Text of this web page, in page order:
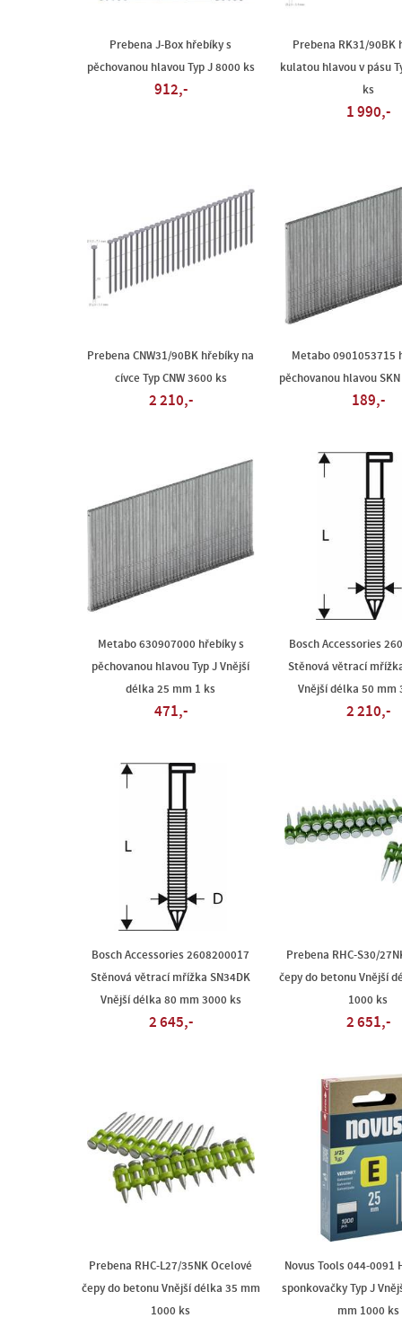
Prebena J-Box hřebíky s
pěchovanou hlavou Typ J 8000 ks
912,-
Prebena RK31/90BK
kulatou hlavou v pásu
ks
1 990,-
Prebena CNW31/90BK hřebíky na
cívce Typ CNW 3600 ks
2 210,-
Metabo 0901053715
pěchovanou hlavou
189,-
Metabo 630907000 hřebíky s
pěchovanou hlavou Typ J Vnější
délka 25 mm 1 ks
471,-
Bosch Accessories
Stěnová větrací
Vnější délka 50 mm
2 210,-
Bosch Accessories 2608200017
Stěnová větrací mřížka SN34DK
Vnější délka 80 mm 3000 ks
2 645,-
Prebena RHC-S30/
čepy do betonu Vnější
1000 ks
2 651,-
Prebena RHC-L27/35NK Ocelové
čepy do betonu Vnější délka 35 mm
1000 ks
Novus Tools 044-0091
sponkovačky Typ J
mm 1000 ks